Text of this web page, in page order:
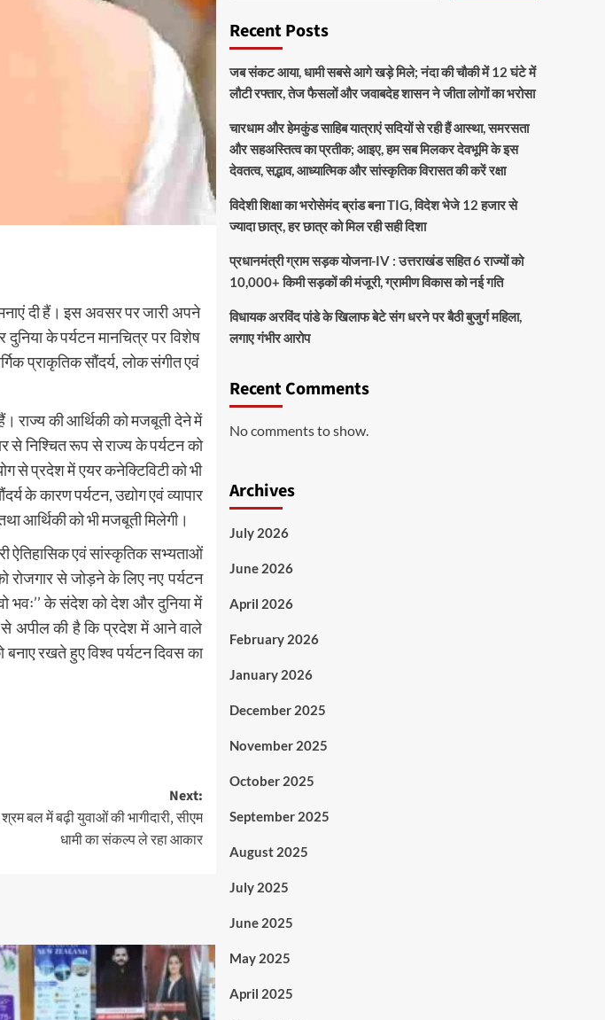
दी हैं। इस अवसर पर जारी अपने
के पर्यटन मानचित्र पर विशेष
प्राकृतिक सौंदर्य, लोक संगीत एवं
राज्य की आर्थिकी को मजबूती देने में
से निश्चित रूप से राज्य के पर्यटन को
से प्रदेश में एयर कनेक्टिविटी को भी
के कारण पर्यटन, उद्योग एवं व्यापार
आर्थिकी को भी मजबूती मिलेगी।
ऐतिहासिक एवं सांस्कृतिक सभ्यताओं
रोजगार से जोड़ने के लिए नए पर्यटन
भवः’’ के संदेश को देश और दुनिया में
से अपील की है कि प्रदेश में आने वाले
बनाए रखते हुए विश्व पर्यटन दिवस का
Next:
बल में बढ़ी युवाओं की भागीदारी, सीएम
धामी का संकल्प ले रहा आकार
Recent Posts
जब संकट आया, धामी सबसे आगे खड़े मिले; नंदा की चौकी में 12 घंटे में
लौटी रफ्तार, तेज फैसलों और जवाबदेह शासन ने जीता लोगों का भरोसा
चारधाम और हेमकुंड साहिब यात्राएं सदियों से रही हैं आस्था, समरसता
और सहअस्तित्व का प्रतीक; आइए, हम सब मिलकर देवभूमि के इस
देवतत्व, सद्भाव, आध्यात्मिक और सांस्कृतिक विरासत की करें रक्षा
विदेशी शिक्षा का भरोसेमंद ब्रांड बना TIG, विदेश भेजे 12 हजार से
ज्यादा छात्र, हर छात्र को मिल रही सही दिशा
प्रधानमंत्री ग्राम सड़क योजना-IV : उत्तराखंड सहित 6 राज्यों को
10,000+ किमी सड़कों की मंजूरी, ग्रामीण विकास को नई गति
विधायक अरविंद पांडे के खिलाफ बेटे संग धरने पर बैठी बुजुर्ग महिला,
लगाए गंभीर आरोप
Recent Comments
No comments to show.
Archives
July 2026
June 2026
April 2026
February 2026
January 2026
December 2025
November 2025
October 2025
September 2025
August 2025
July 2025
June 2025
May 2025
April 2025